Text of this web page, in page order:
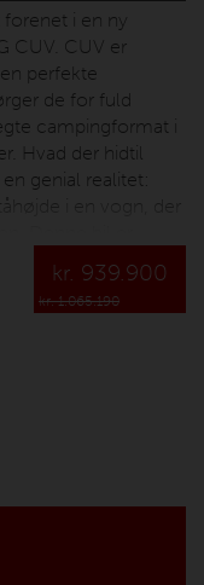
i en ny
CUV. CUV er
perfekte
de for fuld
campingformat i
Hvad der hidtil
genial realitet:
i en vogn, der
indgangstrin
virksomhed der er
til campister.
kr. 939.900
kr. 1.065.190